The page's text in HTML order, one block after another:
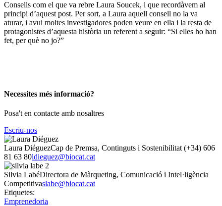
Consells com el que va rebre Laura Soucek, i que recordàvem al
principi d’aquest post. Per sort, a Laura aquell consell no la va
aturar, i avui moltes investigadores poden veure en ella i la resta de
protagonistes d’aquesta història un referent a seguir: “Si elles ho han
fet, per què no jo?”
Necessites més informació?
Posa't en contacte amb nosaltres
Escriu-nos
Laura DiéguezCap de Premsa, Continguts i Sostenibilitat (+34) 606
81 63 80ldieguez@biocat.cat
Silvia LabéDirectora de Màrqueting, Comunicació i Intel·ligència
Competitivaslabe@biocat.cat
Etiquetes:
Emprenedoria